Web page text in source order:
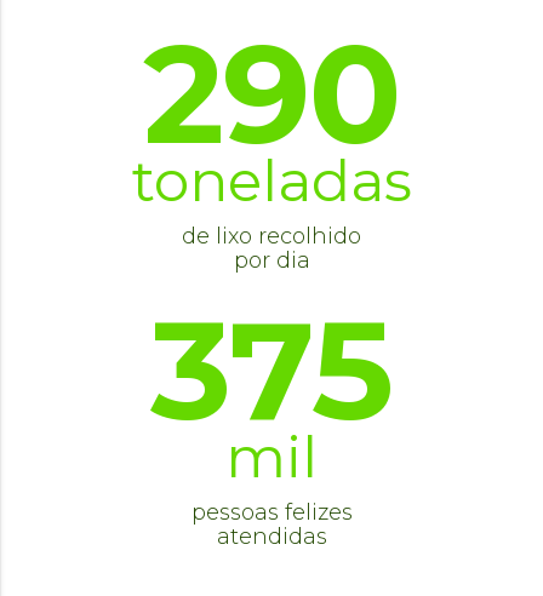
290
toneladas
de lixo recolhido
por dia
375
mil
pessoas felizes
atendidas